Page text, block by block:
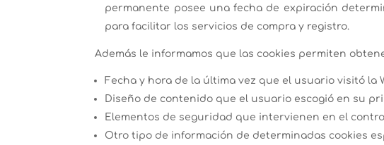
permanente posee una fecha de expiración
para facilitar los servicios de compra y registro.
Además le informamos que las cookies permiten
Fecha y hora de la última vez que el usuario visitó la
Diseño de contenido que el usuario escogió en su
Elementos de seguridad que intervienen en el
Otro tipo de información de determinadas cookies